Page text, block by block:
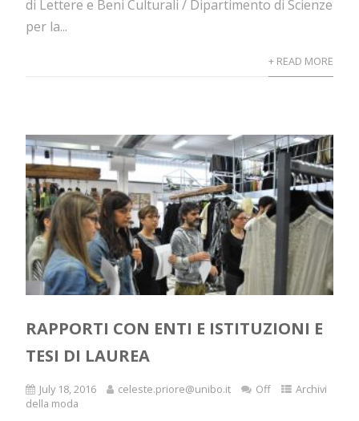
di Lettere e Beni Culturali / Dipartimento di Scienze
per la...
+ READ MORE
RAPPORTI CON ENTI E ISTITUZIONI E
TESI DI LAUREA
July 18, 2016 celeste.priore@unibo.it Off
Archivi
della moda